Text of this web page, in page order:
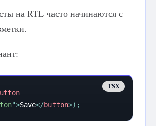
на RTL часто начинаются с
">Save</button>) ;